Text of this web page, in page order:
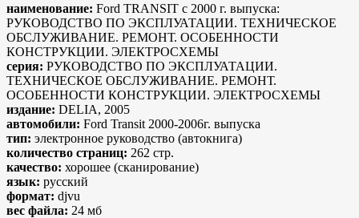
наименование: Ford TRANSIT с 2000 г. выпуска:
РУКОВОДСТВО ПО ЭКСПЛУАТАЦИИ. ТЕХНИЧЕСКОЕ
ОБСЛУЖИВАНИЕ. РЕМОНТ. ОСОБЕННОСТИ
КОНСТРУКЦИИ. ЭЛЕКТРОСХЕМЫ
серия: РУКОВОДСТВО ПО ЭКСПЛУАТАЦИИ.
ТЕХНИЧЕСКОЕ ОБСЛУЖИВАНИЕ. РЕМОНТ.
ОСОБЕННОСТИ КОНСТРУКЦИИ. ЭЛЕКТРОСХЕМЫ
издание: DELIA, 2005
автомобили: Ford Transit 2000-2006г. выпуска
тип: электронное руководство (автокнига)
количество страниц: 262 стр.
качество: хорошее (сканирование)
язык: русский
формат: djvu
вес файла: 24 мб